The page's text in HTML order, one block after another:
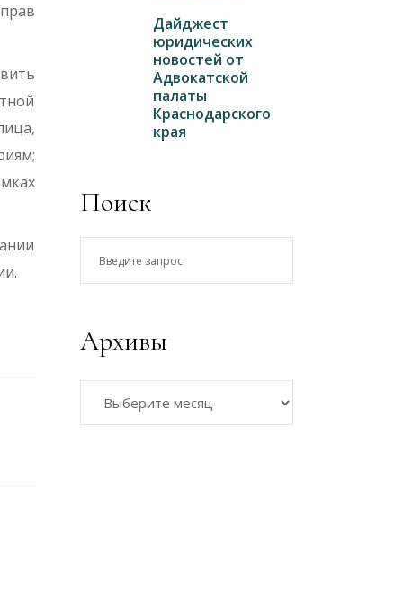
Дайджест
юридических
новостей от
Адвокатской
палаты
Краснодарского
края
Поиск
Архивы